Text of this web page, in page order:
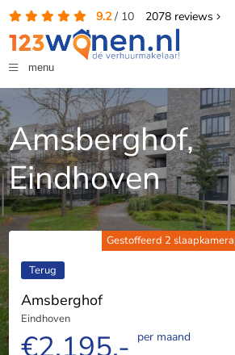
9.2/ 10 2078reviews
menu
Amsberghof,
Eindhoven
Gestoffeerd 2
Terug
Amsberghof
Eindhoven
€2.195,- per maand